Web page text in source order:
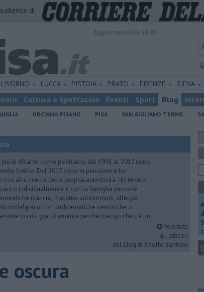
di
LIVORNO LUCCA PISTOIA PRATO FIRENZE SIENA
Cultura e Spettacolo Eventi Sport Blog
ORCIANO PISANO PISA SAN GIULIANO TERME
di 40 anni come psichiatra; dal 1991 al 2017 sono
livello. Dal 2017 sono in pensione e ho
crisi alla ricerca della propria autenticità. Ho tenuto
individualmente e con la famiglia persone
(cancro, malattie autoimmuni, allergie,
o con problematiche nevrotiche o
in crisi gratuitamente perché ritengo che c’è un
Vedi tutti
gli articoli
del blog di Adolfo Santoro
oscura